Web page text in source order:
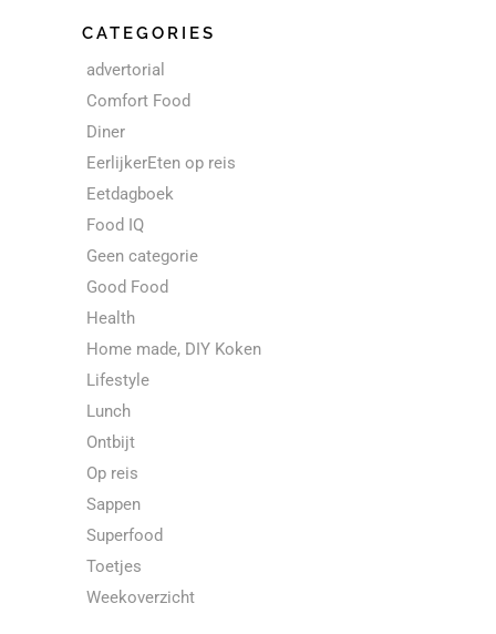
CATEGORIES
advertorial
Comfort Food
Diner
EerlijkerEten op reis
Eetdagboek
Food IQ
Geen categorie
Good Food
Health
Home made, DIY Koken
Lifestyle
Lunch
Ontbijt
Op reis
Sappen
Superfood
Toetjes
Weekoverzicht